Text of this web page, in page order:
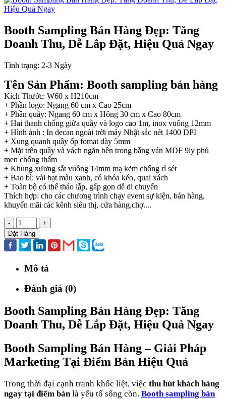
Booth Sampling Bán Hàng Đẹp: Tăng
Doanh Thu, Dễ Lắp Đặt, Hiệu Quả Ngay
Tình trạng: 2-3 Ngày
Tên Sản Phẩm: Booth sampling bán hàng
Kích Thước: W60 x H210cm
+ Phần logo: Ngang 60 cm x Cao 25cm
+ Phần quầy: Ngang 60 cm x Hông 30 cm x Cao 80cm
+ Hai thanh chống giữa quầy và logo cao 1m, inox vuông 12mm
+ Hình ảnh : In decan ngoài trời máy Nhật sắc nét 1400 DPI
+ Xung quanh quầy ốp fomat dày 5mm
+ Mặt trên quầy và vách ngăn bên trong bằng ván MDF 9ly phủ
men chống thấm
+ Khung xương sắt vuông 14mm mạ kẽm chống rỉ sét
+ Bao bì: vải bạt màu xanh, có khóa kéo, quai xách
+ Toàn bộ có thể tháo lắp, gấp gọn dễ di chuyển
Thích hợp: cho các chương trình chạy event sự kiện, bán hàng,
khuyến mãi các kênh siêu thị, cửa hàng,chợ....
-
+
Đặt Hàng
Mô tả
Đánh giá (0)
Booth Sampling Bán Hàng Đẹp: Tăng
Doanh Thu, Dễ Lắp Đặt, Hiệu Quả Ngay
Booth Sampling Bán Hàng – Giải Pháp
Marketing Tại Điểm Bán Hiệu Quả
Trong thời đại cạnh tranh khốc liệt, việc thu hút khách hàng
ngay tại điểm bánlà yếu tố sống còn. Booth sampling bán